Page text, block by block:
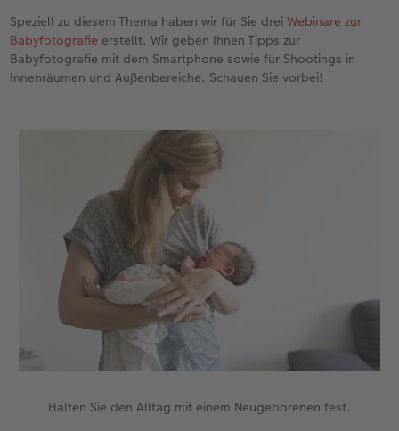
Speziell zu diesem Thema haben wir für Sie dreiWebinare zur
Babyfotografie erstellt. Wir geben Ihnen Tipps zur
Babyfotografie mit dem Smartphone sowie für Shootings in
Innenräumen und Außenbereiche. Schauen Sie vorbei!
Halten Sie den Alltag mit einem Neugeborenen fest.